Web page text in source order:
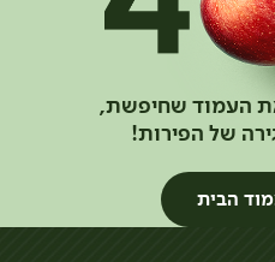
העמוד שחיפשת,
של הפירות!
הבית